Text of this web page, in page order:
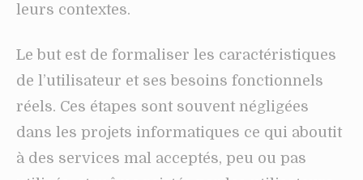
leurs contextes.
Le but est de formaliser les caractéristiques
de l’utilisateur et ses besoins fonctionnels
réels. Ces étapes sont souvent négligées
dans les projets informatiques ce qui aboutit
à des services mal acceptés, peu ou pas